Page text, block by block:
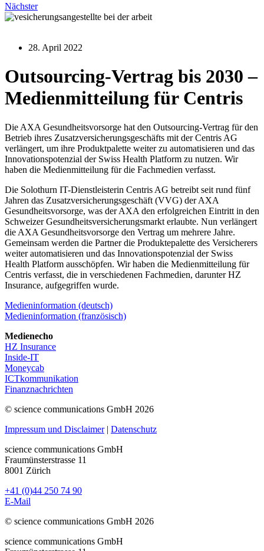
Nächster
28. April 2022
Outsourcing-Vertrag bis 2030 –
Medienmitteilung für Centris
Die AXA Gesundheitsvorsorge hat den Outsourcing-Vertrag für den
Betrieb ihres Zusatzversicherungsgeschäfts mit der Centris AG
verlängert, um ihre Produktpalette weiter zu automatisieren und das
Innovationspotenzial der Swiss Health Platform zu nutzen. Wir
haben die Medienmitteilung für die Fachmedien verfasst.
Die Solothurn IT-Dienstleisterin Centris AG betreibt seit rund fünf
Jahren das Zusatzversicherungsgeschäft (VVG) der AXA
Gesundheitsvorsorge, was der AXA den erfolgreichen Eintritt in den
Schweizer Gesundheitsversicherungsmarkt erlaubte. Nun verlängert
die AXA Gesundheitsvorsorge den Vertrag um mehrere Jahre.
Gemeinsam werden die Partner die Produktepalette des Versicherers
weiter automatisieren und das Innovationspotenzial der Swiss
Health Platform ausschöpfen. Wir haben die Medienmitteilung für
Centris verfasst, die in verschiedenen Fachmedien, darunter HZ
Insurance, aufgegriffen wurde.
Medieninformation (deutsch)
Medieninformation (französisch)
Medienecho
HZ Insurance
Inside-IT
Moneycab
ICTkommunikation
Finanznachrichten
© science communications GmbH 2026
Impressum und Disclaimer| Datenschutz
science communications GmbH
Fraumünsterstrasse 11
8001 Zürich
+41 (0)44 250 74 90
E-Mail
© science communications GmbH 2026
science communications GmbH